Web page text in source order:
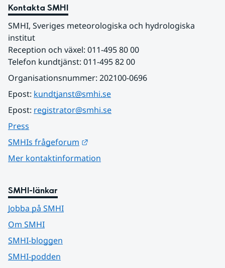
Kontakta SMHI
SMHI, Sveriges meteorologiska och hydrologiska
institut
Reception och växel: 011-495 80 00
Telefon kundtjänst: 011-495 82 00
Organisationsnummer: 202100-0696
Epost: kundtjanst@smhi.se
Epost: registrator@smhi.se
Press
SMHIs frågeforum
Mer kontaktinformation
SMHI-länkar
Jobba på SMHI
Om SMHI
SMHI-bloggen
SMHI-podden